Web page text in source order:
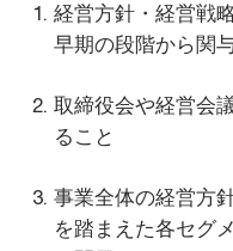
経営方針・経営戦
早期の段階から関
取締役会や経営会
ること
事業全体の経営方
を踏まえた各セグ